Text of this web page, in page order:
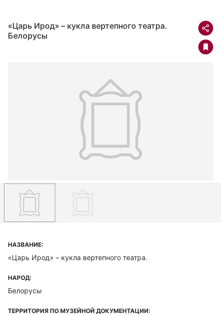
«Царь Ирод» – кукла вертепного театра.
Белорусы
НАЗВАНИЕ:
«Царь Ирод» – кукла вертепного театра.
НАРОД:
Белорусы
ТЕРРИТОРИЯ ПО МУЗЕЙНОЙ ДОКУМЕНТАЦИИ: